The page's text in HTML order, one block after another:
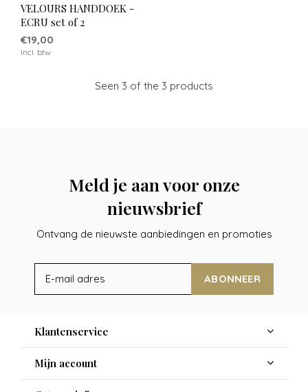
VELOURS HANDDOEK -
ECRU set of 2
€19,00
Incl. btw
Seen 3 of the 3 products
Meld je aan voor onze
nieuwsbrief
Ontvang de nieuwste aanbiedingen en promoties
ABONNEER
Klantenservice
Mijn account